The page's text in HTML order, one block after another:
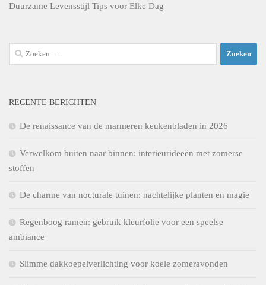
Duurzame Levensstijl Tips voor Elke Dag
Zoeken
naar:
RECENTE BERICHTEN
De renaissance van de marmeren keukenbladen in 2026
Verwelkom buiten naar binnen: interieurideeën met zomerse
stoffen
De charme van nocturale tuinen: nachtelijke planten en magie
Regenboog ramen: gebruik kleurfolie voor een speelse
ambiance
Slimme dakkoepelverlichting voor koele zomeravonden